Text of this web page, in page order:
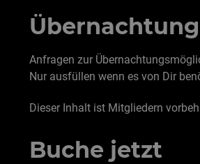
Übernachtung
Anfragen zur
Nur ausfüllen wenn es von Dir
Dieser Inhalt ist Mitgliedern
Buche jetzt